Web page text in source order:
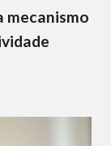
mecanismo